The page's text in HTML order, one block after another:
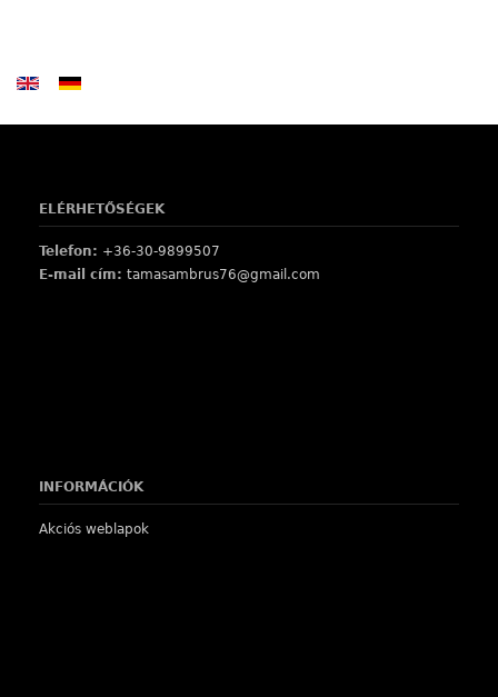
ELÉRHETŐSÉGEK
Telefon: +36-30-9899507
E-mail cím: tamasambrus76@gmail.com
INFORMÁCIÓK
Akciós weblapok